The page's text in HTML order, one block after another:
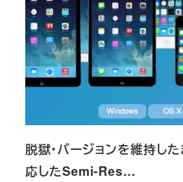
脱獄・バージョンを維持し
応したSemi-Res…